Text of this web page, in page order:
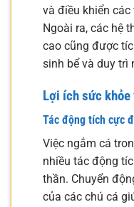
và điều khiển
Ngoài ra, các hệ
cao cũng được
sinh bể và duy trì
Lợi ích sức
Tác động tích cực
Việc ngắm cá
nhiều tác động
thần. Chuyển
của các chú cá